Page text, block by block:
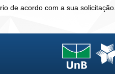
de acordo com a sua solicitação.